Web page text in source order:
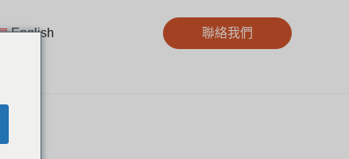
English 聯絡我們